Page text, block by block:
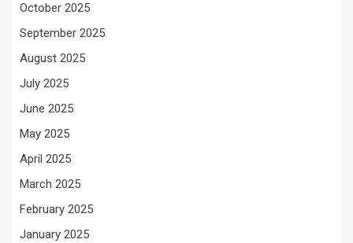
October 2025
September 2025
August 2025
July 2025
June 2025
May 2025
April 2025
March 2025
February 2025
January 2025